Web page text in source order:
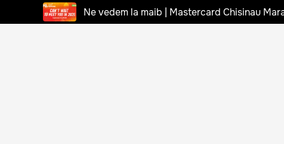
Ne vedem la maib | Mastercard Chisinau